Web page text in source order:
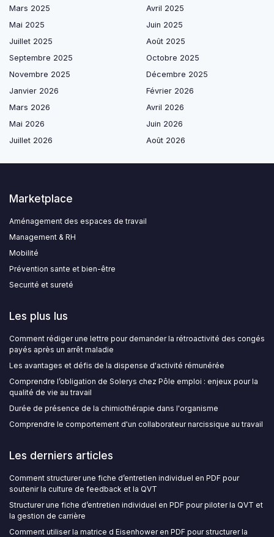
Mars 2025
Avril 2025
Mai 2025
Juin 2025
Juillet 2025
Août 2025
Septembre 2025
Octobre 2025
Novembre 2025
Décembre 2025
Janvier 2026
Février 2026
Mars 2026
Avril 2026
Mai 2026
Juin 2026
Juillet 2026
Août 2026
Marketplace
Aménagement des espaces de travail
Management & RH
Mobilité
Prévention sante et bien-être
Securité et sureté
Les plus lus
Comment rédiger une lettre pour demander la rétroactivité des congés
payés après un arrêt maladie
Les avantages et défis de la dispense d'activité rémunérée
Comprendre l’obligation de Solerys chez Pôle emploi : enjeux pour la
qualité de vie au travail
Durée de présence de la chimiothérapie dans l'organisme
Comprendre le comportement d'un collaborateur narcissique au travail
Les derniers articles
Comment structurer une fiche d’entretien individuel en PDF pour
soutenir la culture de feedback et la QVT
Structurer une fiche d’entretien individuel en PDF pour piloter la QVT et
la gestion de carrière
Comment utiliser la matrice d Eisenhower en PDF pour structurer la